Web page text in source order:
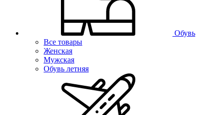
Обувь
Все товары
Женская
Мужская
Обувь летняя